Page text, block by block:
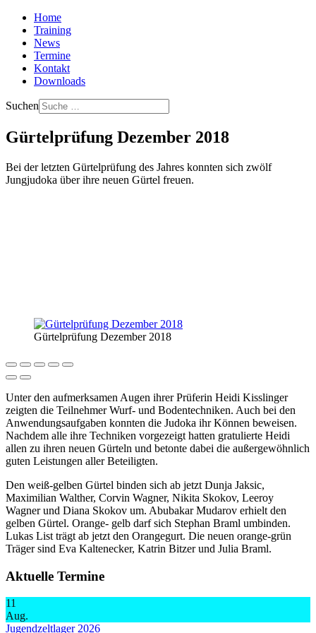
Home
Training
News
Termine
Kontakt
Downloads
Suchen
Gürtelprüfung Dezember 2018
Bei der letzten Gürtelprüfung des Jahres konnten sich zwölf
Jungjudoka über ihre neuen Gürtel freuen.
Gürtelprüfung Dezember 2018
Unter den aufmerksamen Augen ihrer Prüferin Heidi Kisslinger
zeigten die Teilnehmer Wurf- und Bodentechniken. Auch bei den
Anwendungsaufgaben konnten die Judoka ihr Können beweisen.
Nachdem alle ihre Techniken vorgezeigt hatten gratulierte Heidi
allen zu ihren neuen Gürteln und betonte dabei die außergewöhnlich
guten Leistungen aller Beteiligten.
Den weiß-gelben Gürtel binden sich ab jetzt Dunja Jaksic,
Maximilian Walther, Corvin Wagner, Nikita Skokov, Leeroy
Wagner und Diana Skokov um. Abubakar Mudarov erhielt den
gelben Gürtel. Orange- gelb darf sich Stephan Braml umbinden.
Lukas List trägt ab jetzt den Orangegurt. Die neuen orange-grün
Träger sind Eva Kaltenecker, Katrin Bitzer und Julia Braml.
Aktuelle Termine
11
Aug.
Jugendzeltlager 2026